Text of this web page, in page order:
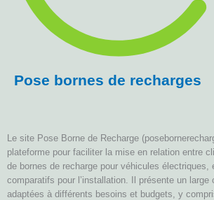
Pose bornes de recharges
Le site Pose Borne de Recharge
plateforme pour faciliter la mise en relation entre
de bornes de recharge pour véhicules électriques,
comparatifs pour l’installation. Il présente un large
adaptées à différents besoins et budgets, y